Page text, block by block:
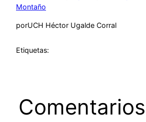
Montaño
porUCH Héctor Ugalde Corral
Etiquetas:
Comentarios